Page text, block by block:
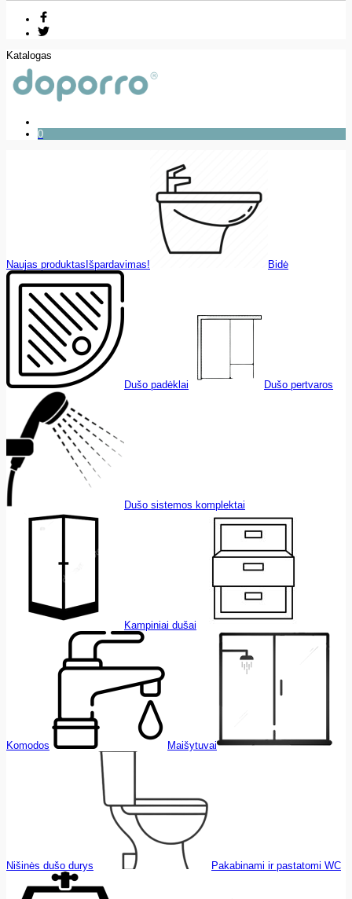
Katalogas
0
Naujas produktas Išpardavimas! Bidė
Dušo padėklai Dušo pertvaros
Dušo sistemos komplektai
Kampiniai dušai
Komodos Maišytuvai
Nišinės dušo durys Pakabinami ir pastatomi WC